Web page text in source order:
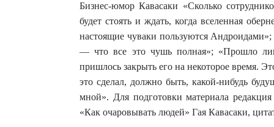
Бизнес-юмор Кавасаки «Сколько
будет стоять и ждать, когда вселенная
настоящие чуваки пользуются
— что все это чушь полная»; «Прошло
пришлось закрыть его на некоторое время.
это сделал, должно быть, какой-нибудь
мной». Для подготовки материала
«Как очаровывать людей» Гая Кавасаки,